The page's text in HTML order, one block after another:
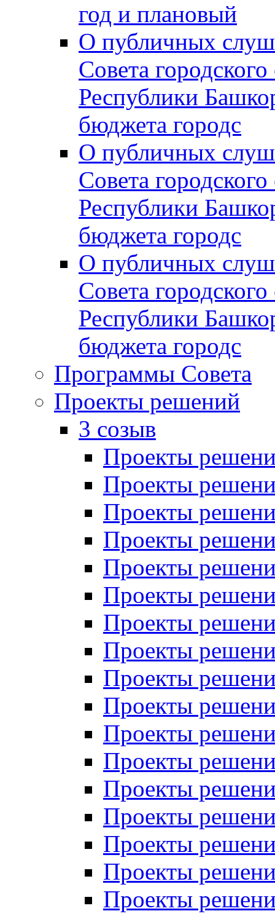
год и плановый
О публичных
Совета
Республики
бюджета городс
О публичных
Совета
Республики
бюджета городс
О публичных
Совета
Республики
бюджета городс
Программы Совета
Проекты решений
3 созыв
Проекты
Проекты
Проекты
Проекты
Проекты
Проекты
Проекты
Проекты
Проекты
Проекты
Проекты
Проекты
Проекты
Проекты
Проекты
Проекты
Проекты